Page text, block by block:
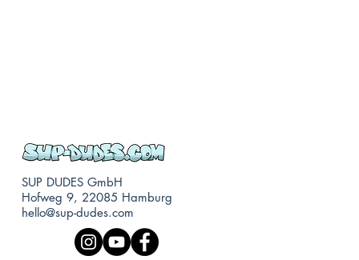
SUP DUDES GmbH
Hofweg 9, 22085 Hamburg
hello@sup-dudes.com